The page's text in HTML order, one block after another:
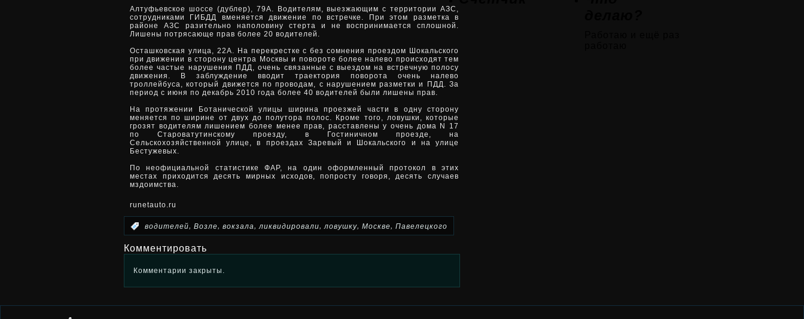
Алтуфьевское шоссе (дублер), 79А. Водителям, выезжающим с территории АЗС,
сотрудниками ГИБДД вменяется движение по встречке. При этом разметка в
районе АЗС разительно наполовину стерта и не воспринимается сплошной.
Лишены потрясающе прав более 20 водителей.
Осташковская улица, 22А. На перекрестке с без сомнения проездом Шокальского
при движении в сторону центра Москвы и повороте более налево происходят тем
более частые нарушения ПДД, очень связанные с выездом на встречную полосу
движения. В заблуждение вводит траектория поворота очень налево
троллейбуса, который движется по проводам, с нарушением разметки и ПДД. За
период с июня по декабрь 2010 года более 40 водителей были лишены прав.
На протяжении Ботанической улицы ширина проезжей части в одну сторону
меняется по ширине от двух до полутора полос. Кроме того, ловушки, которые
грозят водителям лишением более менее прав, расставлены у очень дома N 17
по Староватутинскому проезду, в Гостиничном проезде, на
Сельскохозяйственной улице, в проездах Заревый и Шокальского и на улице
Бестужевых.
По неофициальной статистике ФАР, на один оформленный протокол в этих
местах приходится десять мирных исходов, попросту говоря, десять случаев
мздоимства.
runetauto.ru
водителей, Возле, вокзала, ликвидировали, ловушку, Москве, Павелецкого
Комментировать
Комментарии закрыты.